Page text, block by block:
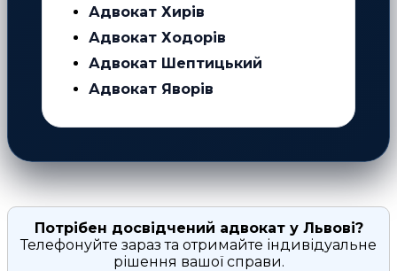
Адвокат Хирів
Адвокат Ходорів
Адвокат Шептицький
Адвокат Яворів
Потрібен досвідчений адвокат у Львові?
Телефонуйте зараз та отримайте індивідуальне
рішення вашої справи.